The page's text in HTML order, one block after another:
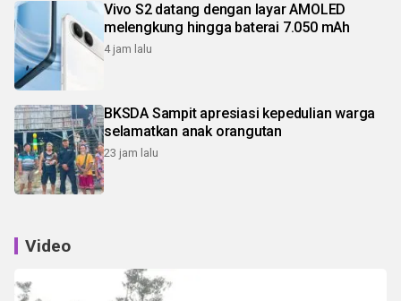
Vivo S2 datang dengan layar AMOLED
melengkung hingga baterai 7.050 mAh
4 jam lalu
BKSDA Sampit apresiasi kepedulian warga
selamatkan anak orangutan
23 jam lalu
Video